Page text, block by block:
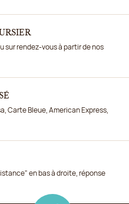
sur rendez-vous à partir de nos
Carte Bleue, American Express,
en bas à droite, réponse